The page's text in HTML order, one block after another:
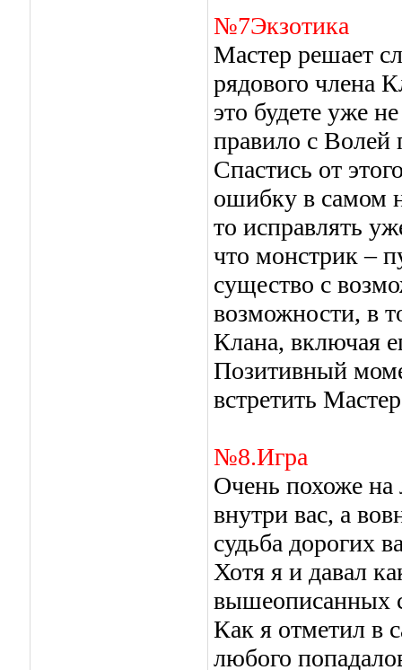
№7Экзотика
Мастер решает
рядового члена
это будете уже
правило с
Спастись от
ошибку в самом
то исправлять
что монстрик –
существо с
возможности, в
Клана, включая
Позитивный
встретить
№8.Игра
Очень похоже на
внутри вас, а
судьба дорогих
Хотя я и давал
вышеописанных
Как я отметил в
любого